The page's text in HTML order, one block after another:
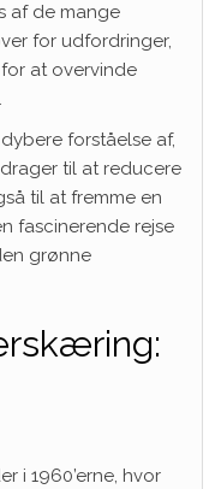
af de mange
for udfordringer,
at overvinde
forståelse af,
til at reducere
til at fremme en
fascinerende rejse
grønne
i 1960’erne, hvor